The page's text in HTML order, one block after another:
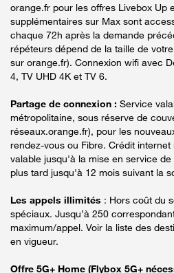
orange.fr pour les offres Livebox Up
supplémentaires sur Max sont
chaque 72h après la demande
répéteurs dépend de la taille de
sur orange.fr). Connexion wifi avec
4, TV UHD 4K et TV 6.
Partage de connexion : Service
métropolitaine, sous réserve de
réseaux.orange.fr), pour les
rendez-vous ou Fibre. Crédit
valable jusqu'à la mise en service
plus tard jusqu'à 12 mois suivant la
Les appels illimités : Hors coût du
spéciaux. Jusqu’à 250
maximum/appel. Voir la liste des
en vigueur.
Offre 5G+ Home (Flybox 5G+